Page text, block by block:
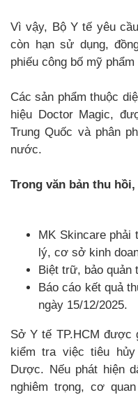
Vì vậy, Bộ Y tế yêu
còn hạn sử dụng,
phiếu công bố mỹ
Các sản phẩm thuộc
hiệu Doctor Magic,
Trung Quốc và phân
nước.
Trong văn bản thu
MK Skincare phải
lý, cơ sở kinh
Biệt trữ, bảo quản
Báo cáo kết quả
ngày 15/12/2025.
Sở Y tế TP.HCM được
kiểm tra việc tiêu
Dược. Nếu phát hiện
nghiêm trọng, cơ